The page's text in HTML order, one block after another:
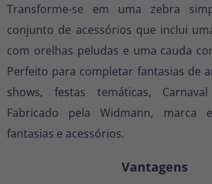
Transforme-se em uma zebra
conjunto de acessórios que inclui
com orelhas peludas e uma cauda
Perfeito para completar fantasias de
shows, festas temáticas,
Fabricado pela Widmann, marca
fantasias e acessórios.
Vantagens